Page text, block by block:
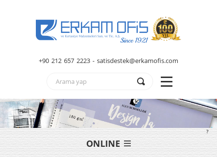
+90 212 657 2223 - satisdestek@erkamofis.com
ONLINE
?